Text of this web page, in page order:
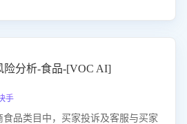
险分析-食品-[VOC AI]
手
品类目中，买家投诉及客服与买家